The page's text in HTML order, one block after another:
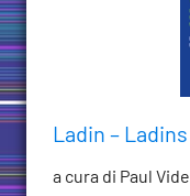
Ladin –
a cura di Paul